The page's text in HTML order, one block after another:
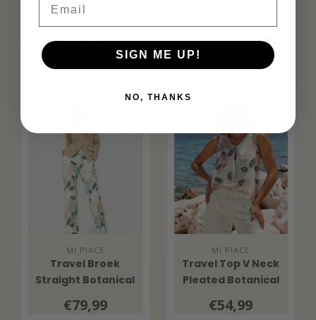
Material: 84% Polyamid, 16% Elasthan
Eigenschaften
MI PIACE
Travel Broek
Straight Botanical
Pistachio
€79,99
MI PIACE
Travel Top V Neck
Pleated Botanical
Pistachio
€54,99
SIGN ME UP!
NO, THANKS